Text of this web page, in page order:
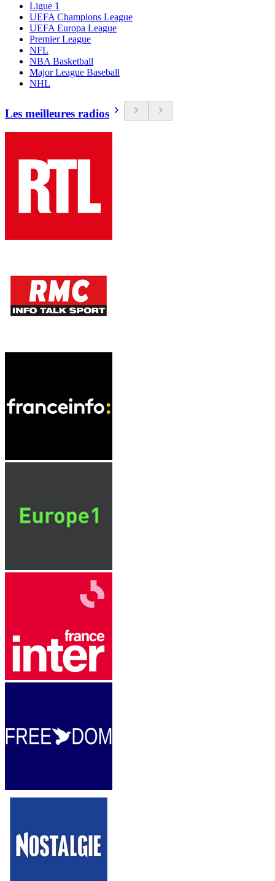
Ligue 1
UEFA Champions League
UEFA Europa League
Premier League
NFL
NBA Basketball
Major League Baseball
NHL
Les meilleures radios